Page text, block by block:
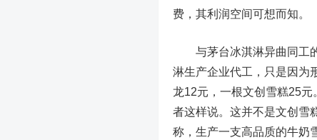
费，其利润空间可想而知。
与茅台冰淇淋异曲同工的
淋生产企业代工，只是因为
龙12元，一根文创雪糕25元
者这样说。这并不是文创雪
称，生产一支高品质的牛奶